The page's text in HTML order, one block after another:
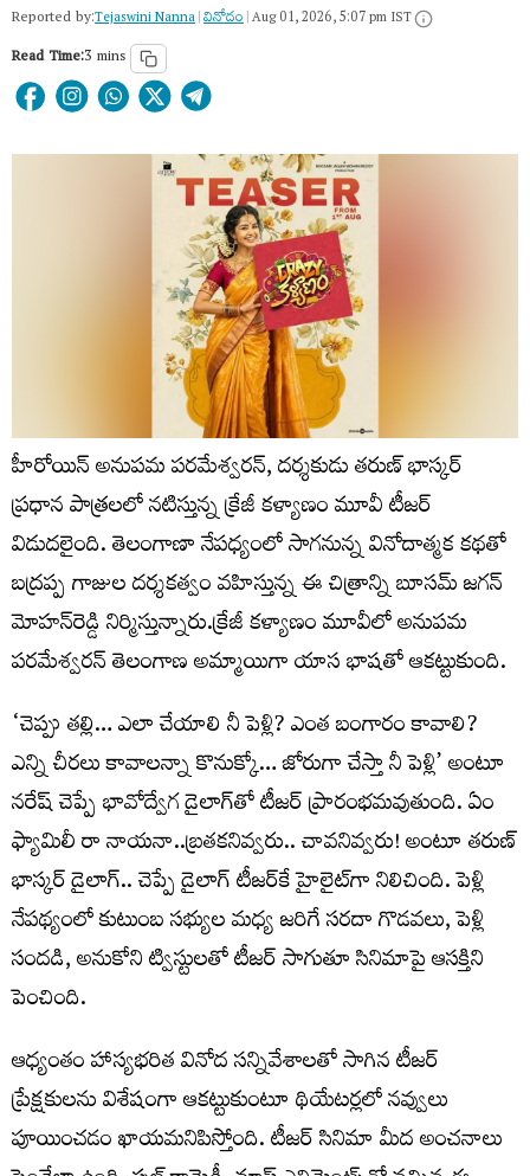
Reported by:Tejaswini Nanna|వినోదం|Aug 01, 2026, 5:07 pm IST
Read Time:3 mins
హీరోయిన్ అనుపమ పరమేశ్వరన్, దర్శకుడు తరుణ్ భాస్కర్
ప్రధాన పాత్రలలో నటిస్తున్న క్రేజీ కళ్యాణం మూవీ టీజర్
విడుదలైంది. తెలంగాణా నేపధ్యంలో సాగనున్న వినోదాత్మక కథతో
బద్రప్ప గాజుల దర్శకత్వం వహిస్తున్న ఈ చిత్రాన్ని బూసమ్ జగన్
మోహన్‌రెడ్డి నిర్మిస్తున్నారు.క్రేజీ కళ్యాణం మూవీలో అనుపమ
పరమేశ్వరన్ తెలంగాణ అమ్మాయిగా యాస భాషతో ఆకట్టుకుంది.
‘చెప్పు తల్లి… ఎలా చేయాలి నీ పెళ్లి? ఎంత బంగారం కావాలి?
ఎన్ని చీరలు కావాలన్నా కొనుక్కో… జోరుగా చేస్తా నీ పెళ్లి’ అంటూ
నరేష్ చెప్పే భావోద్వేగ డైలాగ్‌తో టీజర్ ప్రారంభమవుతుంది. ఏం
ఫ్యామిలీ రా నాయనా..బ్రతకనివ్వరు.. చావనివ్వరు! అంటూ తరుణ్
భాస్కర్ డైలాగ్.. చెప్పే డైలాగ్ టీజర్‌కే హైలైట్‌గా నిలిచింది. పెళ్లి
నేపథ్యంలో కుటుంబ సభ్యుల మధ్య జరిగే సరదా గొడవలు, పెళ్లి
సందడి, అనుకోని ట్విస్టులతో టీజర్ సాగుతూ సినిమాపై ఆసక్తిని
పెంచింది.
ఆధ్యంతం హాస్యభరిత వినోద సన్నివేశాలతో సాగిన టీజర్
ప్రేక్షకులను విశేషంగా ఆకట్టుకుంటూ థియేటర్లలో నవ్వులు
పూయించడం ఖాయమనిపిస్తోంది. టీజర్ సినిమా మీద అంచనాలు